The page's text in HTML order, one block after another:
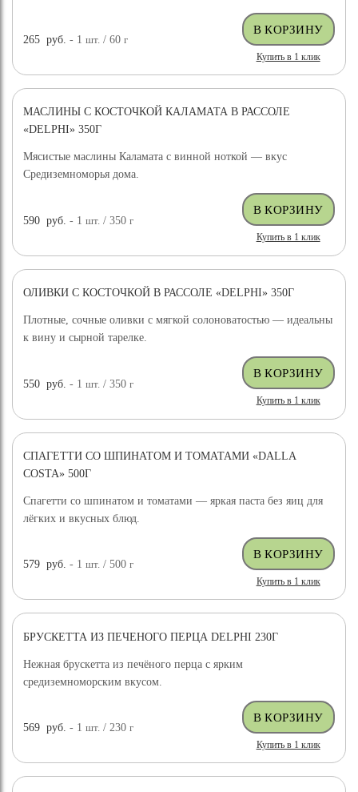
265 руб. - 1шт. / 60г
Купить в 1 клик
МАСЛИНЫ С КОСТОЧКОЙ КАЛАМАТА В РАССОЛЕ
«DELPHI» 350Г
Мясистые маслины Каламата с винной ноткой — вкус
Средиземноморья дома.
590 руб. - 1шт. / 350г
Купить в 1 клик
ОЛИВКИ С КОСТОЧКОЙ В РАССОЛЕ «DELPHI» 350Г
Плотные, сочные оливки с мягкой солоноватостью — идеальны
к вину и сырной тарелке.
550 руб. - 1шт. / 350г
Купить в 1 клик
СПАГЕТТИ СО ШПИНАТОМ И ТОМАТАМИ «DALLA
COSTA» 500Г
Спагетти со шпинатом и томатами — яркая паста без яиц для
лёгких и вкусных блюд.
579 руб. - 1шт. / 500г
Купить в 1 клик
БРУСКЕТТА ИЗ ПЕЧЕНОГО ПЕРЦА DELPHI 230Г
Нежная брускетта из печёного перца с ярким
средиземноморским вкусом.
569 руб. - 1шт. / 230г
Купить в 1 клик